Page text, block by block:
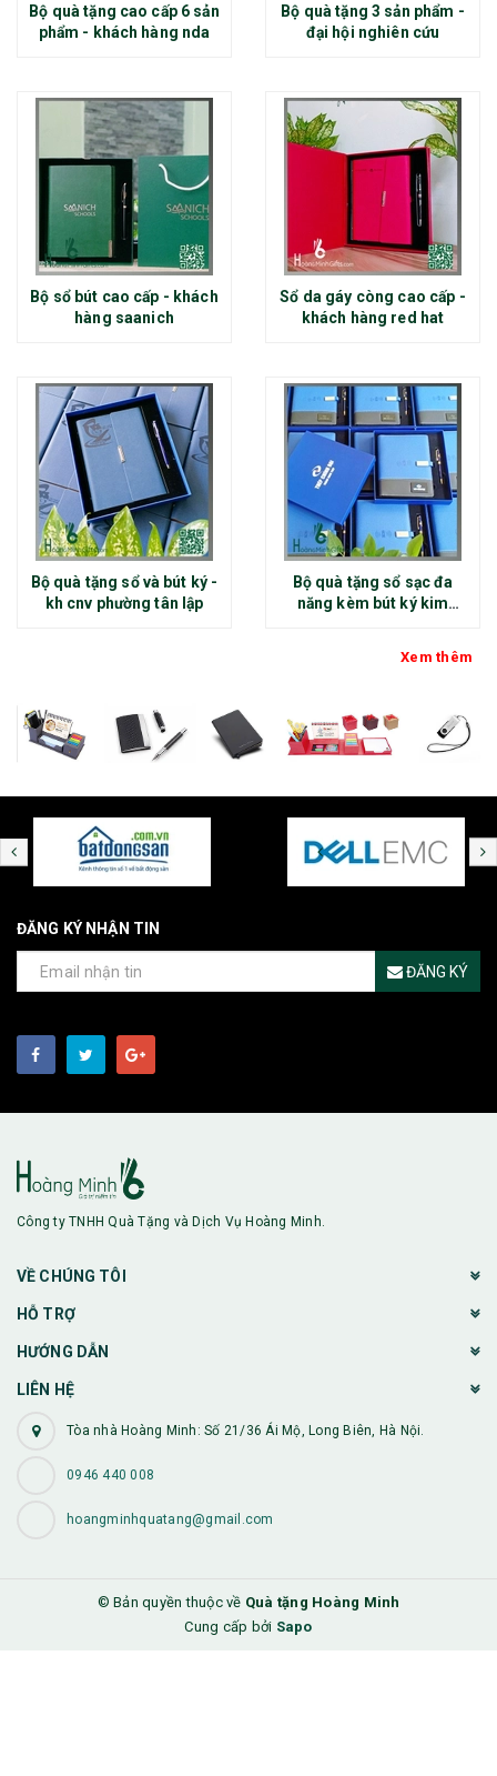
Bộ quà tặng cao cấp 6 sản
phẩm - khách hàng nda
Bộ quà tặng 3 sản phẩm -
đại hội nghiên cứu
Bộ sổ bút cao cấp - khách
hàng saanich
Sổ da gáy còng cao cấp -
khách hàng red hat
Bộ quà tặng sổ và bút ký -
kh cnv phường tân lập
Bộ quà tặng sổ sạc đa
năng kèm bút ký kim
Xem thêm
ĐĂNG KÝ NHẬN TIN
ĐĂNG KÝ
Công ty TNHH Quà Tặng và Dịch Vụ Hoàng Minh.
VỀ CHÚNG TÔI
HỖ TRỢ
HƯỚNG DẪN
LIÊN HỆ
Tòa nhà Hoàng Minh: Số 21/36 Ái Mộ, Long Biên, Hà Nội.
0946 440 008
hoangminhquatang@gmail.com
© Bản quyền thuộc về Quà tặng Hoàng Minh
Cung cấp bởi Sapo